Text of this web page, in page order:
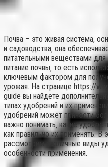
Почва – это живая система‚
и садоводства‚ она
питательными веществами для
питание почвы‚ то есть
ключевым фактором для
урожая. На странице https://
guide вы найдете
типах удобрений и их
удобрений может принести
важно понимать‚ какие
как правильно их применять. В
рассмотрим различные виды
особенности применения.